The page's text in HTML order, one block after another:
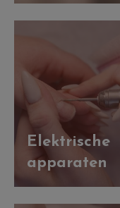
Elektrische
apparaten